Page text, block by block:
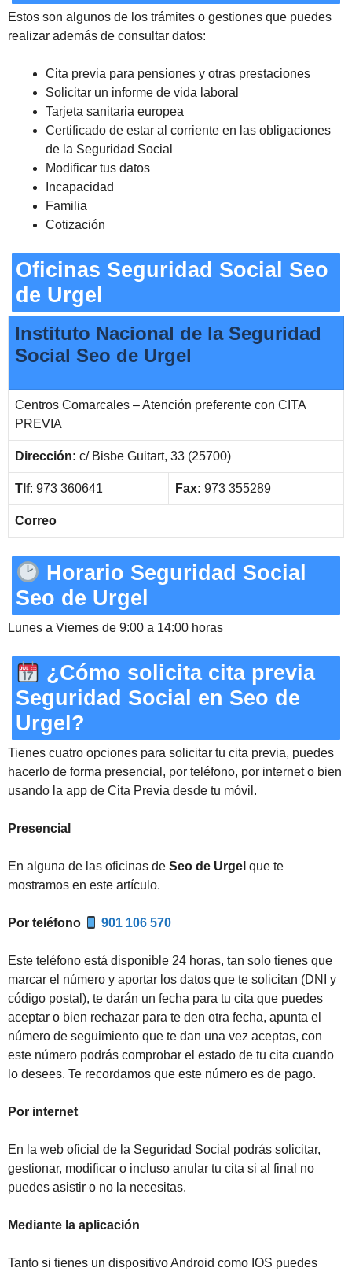
Estos son algunos de los trámites o gestiones que puedes
realizar además de consultar datos:
Cita previa para pensiones y otras prestaciones
Solicitar un informe de vida laboral
Tarjeta sanitaria europea
Certificado de estar al corriente en las obligaciones
de la Seguridad Social
Modificar tus datos
Incapacidad
Familia
Cotización
Oficinas Seguridad Social Seo
de Urgel
Instituto Nacional de la Seguridad
Social Seo de Urgel
Centros Comarcales – Atención preferente con CITA
PREVIA
Dirección: c/ Bisbe Guitart, 33 (25700)
Tlf: 973 360641 Fax: 973 355289
Correo
Horario Seguridad Social
Seo de Urgel
Lunes a Viernes de 9:00 a 14:00 horas
¿Cómo solicita cita previa
Seguridad Social en Seo de
Urgel?
Tienes cuatro opciones para solicitar tu cita previa, puedes
hacerlo de forma presencial, por teléfono, por internet o bien
usando la app de Cita Previa desde tu móvil.
Presencial
En alguna de las oficinas de Seo de Urgel que te
mostramos en este artículo.
Por teléfono 901 106 570
Este teléfono está disponible 24 horas, tan solo tienes que
marcar el número y aportar los datos que te solicitan (DNI y
código postal), te darán un fecha para tu cita que puedes
aceptar o bien rechazar para te den otra fecha, apunta el
número de seguimiento que te dan una vez aceptas, con
este número podrás comprobar el estado de tu cita cuando
lo desees. Te recordamos que este número es de pago.
Por internet
En la web oficial de la Seguridad Social podrás solicitar,
gestionar, modificar o incluso anular tu cita si al final no
puedes asistir o no la necesitas.
Mediante la aplicación
Tanto si tienes un dispositivo Android como IOS puedes